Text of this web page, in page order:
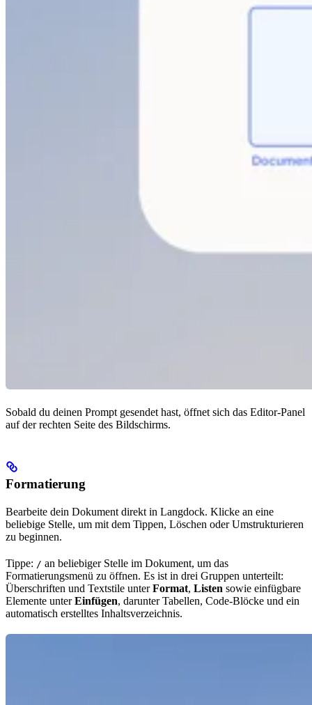
Sobald du deinen Prompt gesendet hast, öffnet sich das Editor-Panel
auf der rechten Seite des Bildschirms.
Formatierung
Bearbeite dein Dokument direkt in Langdock. Klicke an eine
beliebige Stelle, um mit dem Tippen, Löschen oder Umstrukturieren
zu beginnen.
Tippe: / an beliebiger Stelle im Dokument, um das
Formatierungsmenü zu öffnen. Es ist in drei Gruppen unterteilt:
Überschriften und Textstile unterFormat, Listen sowie einfügbare
Elemente unterEinfügen, darunter Tabellen, Code-Blöcke und ein
automatisch erstelltes Inhaltsverzeichnis.